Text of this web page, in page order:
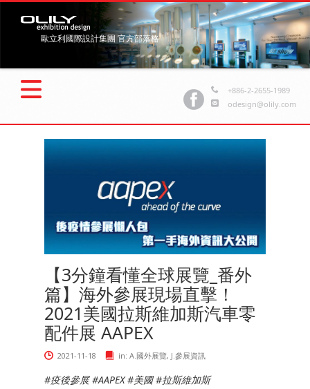
歐立利國際設計集團 官方部落格
+886-2-2655-1989
odesign@olily.com
【3分鐘看懂全球展覽_番外
篇】海外參展現場直擊！
2021美國拉斯維加斯汽車零
配件展 AAPEX
2021-11-18 in: A.國外展覽, J.參展資訊
#疫後參展 #AAPEX #美國 #拉斯維加斯